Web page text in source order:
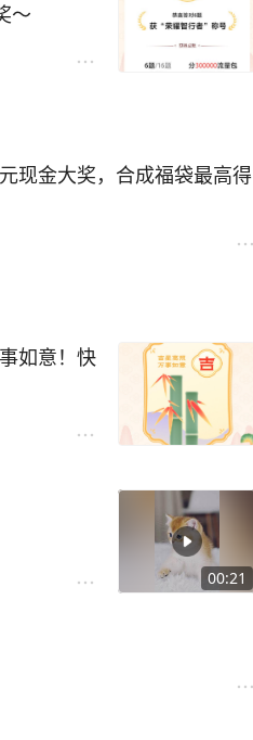
～
现金大奖，合成福袋最高得
如意！快
00:21